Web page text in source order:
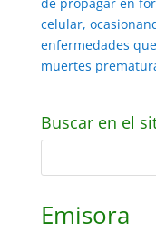
celular,
enfermedades
muertes
Buscar en el
Emisora